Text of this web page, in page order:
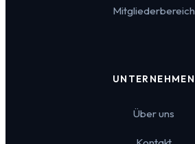
Mitgliederbereich
UNTERNEHMEN
Über uns